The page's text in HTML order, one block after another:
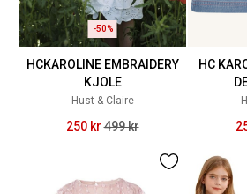
-50%
HCKAROLINE EMBRAIDERY
KJOLE
Hust & Claire
250 kr 499 kr
HC